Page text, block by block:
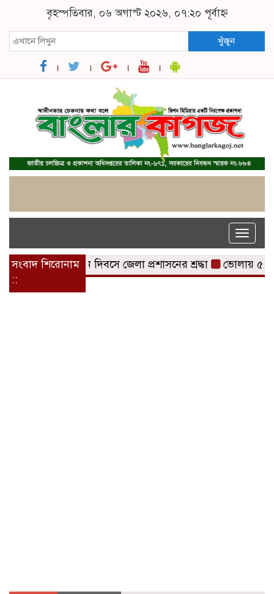
বৃহস্পতিবার, ০৬ অগাস্ট ২০২৬, ০৭:২০ পূর্বাহ্ন
খুঁজুন
Toggle
সংবাদ শিরোনাম
::
গণঅভ্যুত্থান দিবসে জেলা প্রশাসনের শ্রদ্ধা ভোলায় ৫ম